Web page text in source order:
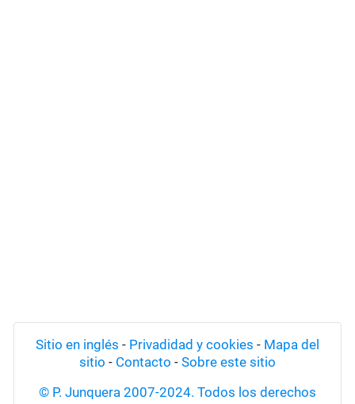
Sitio en inglés - Privadidad y cookies - Mapa del
sitio - Contacto - Sobre este sitio
© P. Junquera 2007-2024. Todos los derechos